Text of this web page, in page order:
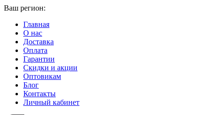
Ваш регион:
Главная
О нас
Доставка
Оплата
Гарантии
Скидки и акции
Оптовикам
Блог
Контакты
Личный кабинет